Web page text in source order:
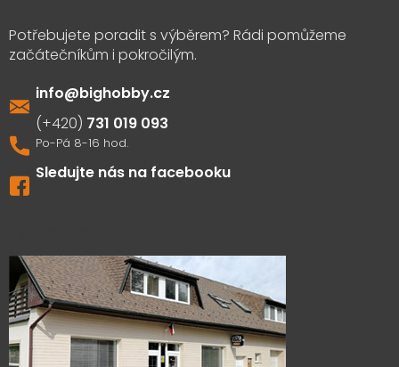
info@bighobby.cz
731 019 093
Sledujte nás na facebooku